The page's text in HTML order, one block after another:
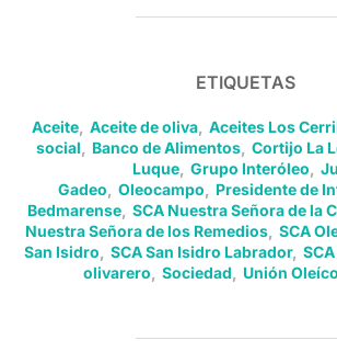
ETIQUETAS
Aceite Aceite de oliva Aceites Los
social
Banco de Alimentos Cortijo La
Luque Grupo Interóleo
Gadeo
Oleocampo Presidente de
Bedmarense, SCA Nuestra Señora de la
Nuestra Señora de los Remedios, SCA
San Isidro
SCA San Isidro Labrador,
olivarero
Sociedad Unión